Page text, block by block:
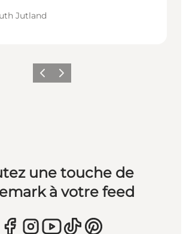
Jutland
PrécédentSuivant
une touche de
à votre feed